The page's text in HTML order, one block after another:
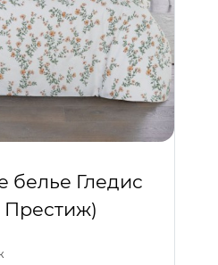
белье Гледис
Престиж)